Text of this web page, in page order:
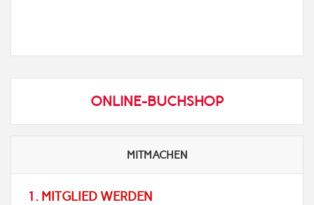
ONLINE-BUCHSHOP
MITMACHEN
1. MITGLIED WERDEN